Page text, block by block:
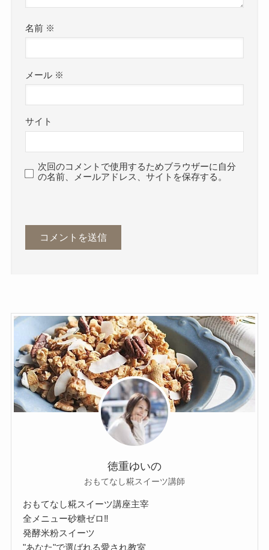
名前 ※
メール ※
サイト
次回のコメントで使用するためブラウザーに自分
の名前、メールアドレス、サイトを保存する。
徳重ゆいの
おもてなし糀スイーツ講師
おもてなし糀スイーツ講座主宰
全メニュー砂糖ゼロ‼︎
発酵米粉スイーツ
"あなた"で選ばれる愛され教室